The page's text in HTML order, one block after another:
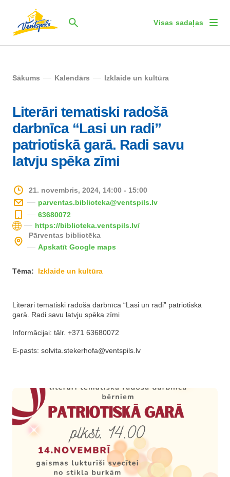
Visas sadaļas
Sākums Kalendārs Izklaide un kultūra
Literāri tematiski radošā
darbnīca “Lasi un radi”
patriotiskā garā. Radi savu
latvju spēka zīmi
21. novembris, 2024, 14:00 - 15:00
parventas.biblioteka@ventspils.lv
63680072
https://biblioteka.ventspils.lv/
Pārventas bibliotēka
Apskatīt Google maps
Tēma: Izklaide un kultūra
Literāri tematiski radošā darbnīca “Lasi un radi” patriotiskā
garā. Radi savu latvju spēka zīmi
Informācijai: tālr. +371 63680072
E-pasts: solvita.stekerhofa@ventspils.lv